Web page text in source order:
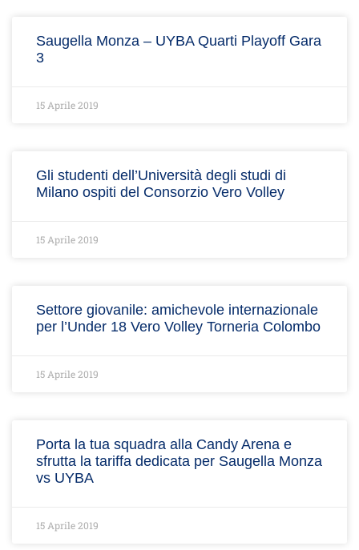
Saugella Monza – UYBA Quarti Playoff Gara
3
15 Aprile 2019
Gli studenti dell’Università degli studi di
Milano ospiti del Consorzio Vero Volley
15 Aprile 2019
Settore giovanile: amichevole internazionale
per l’Under 18 Vero Volley Torneria Colombo
15 Aprile 2019
Porta la tua squadra alla Candy Arena e
sfrutta la tariffa dedicata per Saugella Monza
vs UYBA
15 Aprile 2019